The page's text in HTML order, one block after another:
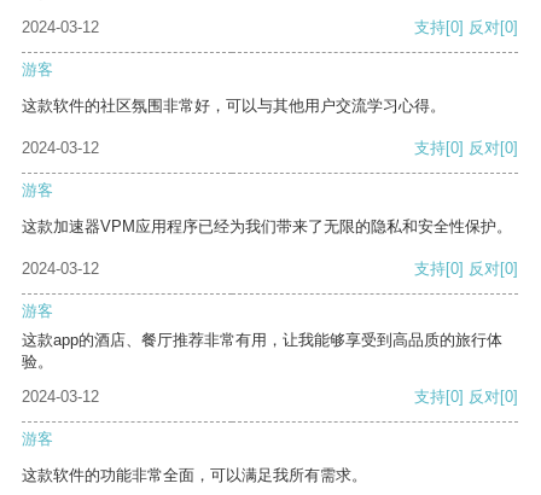
2024-03-12
支持[0] 反对[0]
游客
这款软件的社区氛围非常好，可以与其他用户交流学习心得。
2024-03-12 支持[0] 反对[0]
游客
这款加速器VPM应用程序已经为我们带来了无限的隐私和安全性保护。
2024-03-12 支持[0] 反对[0]
游客
这款app的酒店、餐厅推荐非常有用，让我能够享受到高品质的旅行体
验。
2024-03-12
支持[0] 反对[0]
游客
这款软件的功能非常全面，可以满足我所有需求。